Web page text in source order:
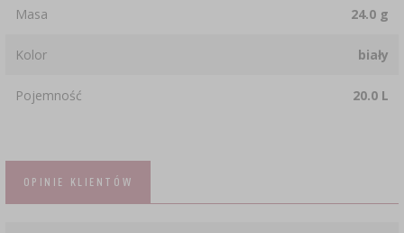
Masa 24.0 g
Kolor biały
Pojemność 20.0 L
OPINIE KLIENTÓW